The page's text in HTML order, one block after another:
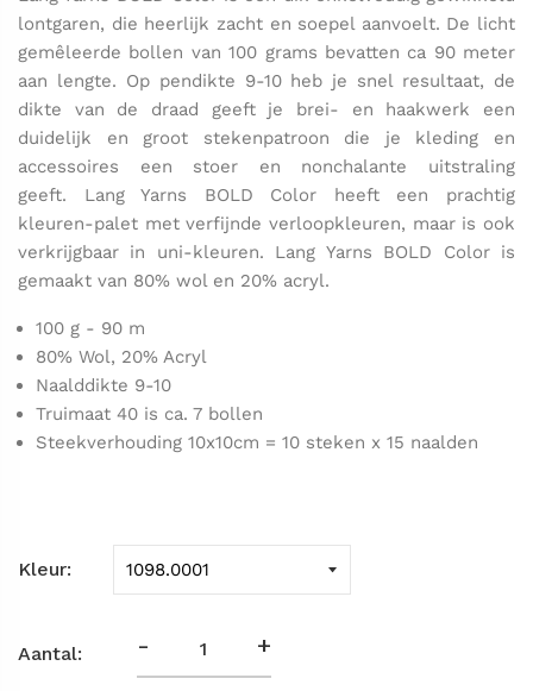
lontgaren, die heerlijk zacht en soepel aanvoelt. De licht
gemêleerde bollen van 100 grams bevatten ca 90 meter
aan lengte. Op pendikte 9-10 heb je snel resultaat, de
dikte van de draad geeft je brei- en haakwerk een
duidelijk en groot stekenpatroon die je kleding en
accessoires een stoer en nonchalante uitstraling
geeft. Lang Yarns BOLD Color heeft een prachtig
kleuren-palet met verfijnde verloopkleuren, maar is ook
verkrijgbaar in uni-kleuren. Lang Yarns BOLD Color is
gemaakt van 80% wol en 20% acryl.
100 g - 90 m
80% Wol, 20% Acryl
Naalddikte 9-10
Truimaat 40 is ca. 7 bollen
Steekverhouding 10x10cm = 10 steken x 15 naalden
Kleur
Aantal: - +